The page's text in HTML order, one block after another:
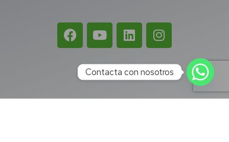
Contacta con nosotros